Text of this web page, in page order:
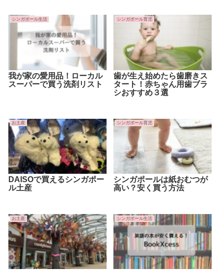
シンガポール生活
我が家の愛用品！ローカル
スーパーで買う洗剤リスト
シンガポール育児
歯が生え始めたら歯磨きス
タート！赤ちゃん用歯ブラ
シおすすめ３選
お土産
DAISOで買えるシンガポー
ル土産
シンガポール育児
シンガポールは紙おむつが
高い？安く買う方法
お土産 シンガポール生活